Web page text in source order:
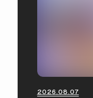
2026.08.07